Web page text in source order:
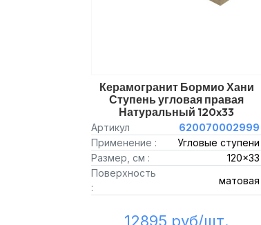
Керамогранит Бормио Хани
Ступень угловая правая
Натуральный 120x33
Артикул
620070002999
Применение :
Угловые ступени
Размер, см :
120x33
Поверхность
:
матовая
12895 руб/шт.